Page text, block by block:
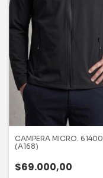
CAMPERA MICRO. 61400
(A168)
$69.000,00